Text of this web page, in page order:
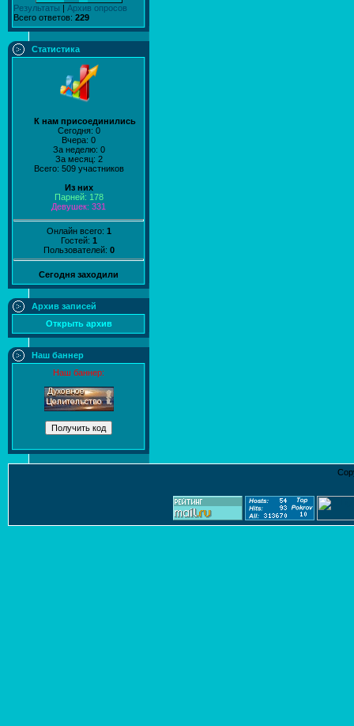
Результаты | Архив опросов
Всего ответов: 229
Статистика
К нам присоединились
Сегодня: 0
Вчера: 0
За неделю: 0
За месяц: 2
Всего: 509 участников
Из них
Парней: 178
Девушек: 331
Онлайн всего: 1
Гостей: 1
Пользователей: 0
Сегодня заходили
Архив записей
Открыть архив
Наш баннер
Наш баннер: